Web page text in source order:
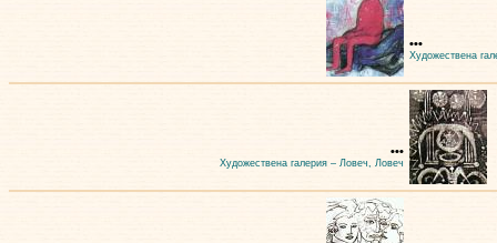
•••
Художествена
•••
Художествена галерия – Ловеч, Ловеч